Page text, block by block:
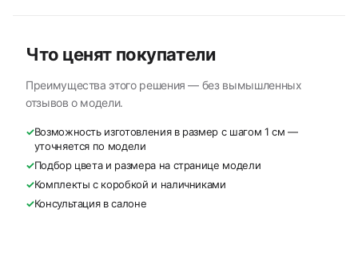
Что ценят покупатели
Преимущества этого решения — без вымышленных
отзывов о модели.
✓Возможность изготовления в размер с шагом 1 см —
уточняется по модели
✓Подбор цвета и размера на странице модели
✓Комплекты с коробкой и наличниками
✓Консультация в салоне